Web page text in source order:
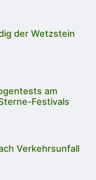
der Wetzstein
am
Festivals
Verkehrsunfall